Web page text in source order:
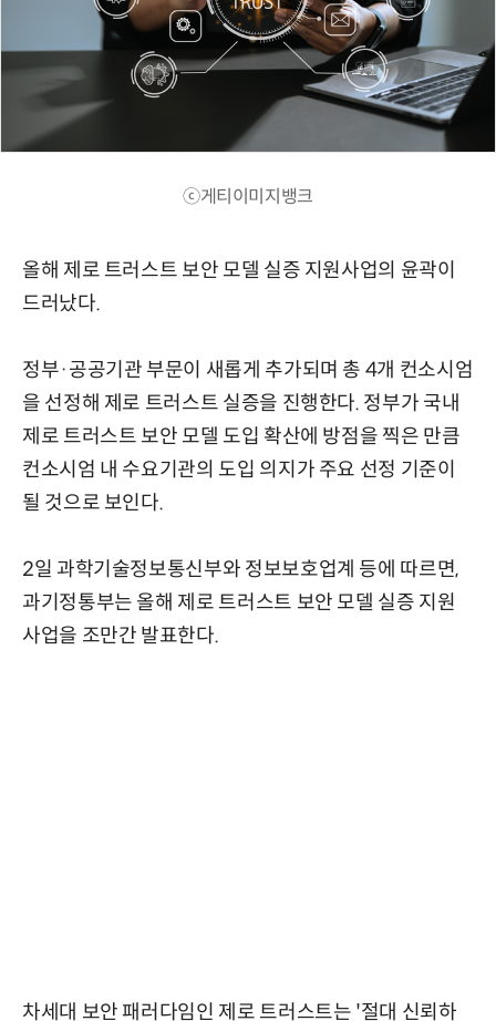
ⓒ게티이미지뱅크
올해 제로 트러스트 보안 모델 실증 지원사업의 윤곽이
드러났다.
정부·공공기관 부문이 새롭게 추가되며 총 4개 컨소시엄
을 선정해 제로 트러스트 실증을 진행한다. 정부가 국내
제로 트러스트 보안 모델 도입 확산에 방점을 찍은 만큼
컨소시엄 내 수요기관의 도입 의지가 주요 선정 기준이
될 것으로 보인다.
2일 과학기술정보통신부와 정보보호업계 등에 따르면,
과기정통부는 올해 제로 트러스트 보안 모델 실증 지원
사업을 조만간 발표한다.
차세대 보안 패러다임인 제로 트러스트는 '절대 신뢰하